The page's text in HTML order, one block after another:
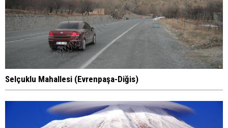
Selçuklu Mahallesi (Evrenpaşa-Diğis)